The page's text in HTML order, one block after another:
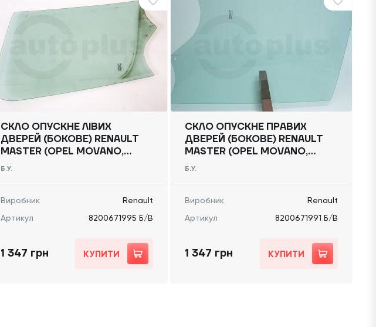
СКЛО ОПУСКНЕ ЛІВИХ
ДВЕРЕЙ (БОКОВЕ) RENAULT
MASTER (OPEL MOVANO,
NISSAN NV400) 2010 -,
Б.У.
Виробник
Renault
Артикул
8200671995 Б/В
1 347 грн КУПИТИ
СКЛО ОПУСКНЕ ПРАВИХ
ДВЕРЕЙ (БОКОВЕ) RENAULT
MASTER (OPEL MOVANO,
NISSAN NV400) 2010 -,
Б.У.
Виробник
Renault
Артикул
8200671991 Б/В
1 347 грн КУПИТИ